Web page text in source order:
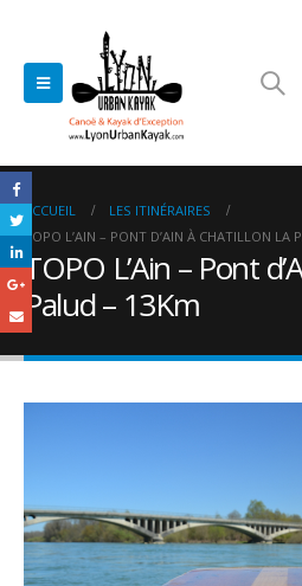
ACCUEIL
LES ITINÉRAIRES
TOPO L’AIN – PONT D’AIN À CHATILLON LA
TOPO L’Ain – Pont
Palud – 13Km